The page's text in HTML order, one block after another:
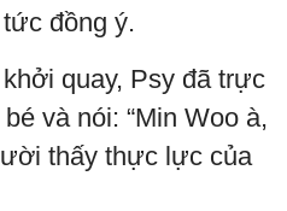
đồng ý.
quay, Psy đã trực
và nói: “Min Woo à,
thấy thực lực của